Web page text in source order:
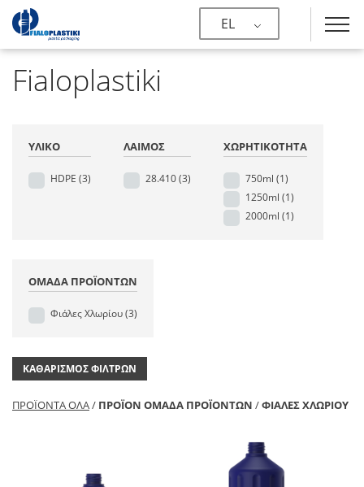
EL
Fialoplastiki
ΥΛΙΚΌ
HDPE (3)
ΛΑΙΜΌΣ
28.410(3)
ΧΩΡΗΤΙΚΌΤΗΤΑ
750ml (1)
1250ml (1)
2000ml (1)
ΟΜΆΔΑ ΠΡΟΪΌΝΤΩΝ
Φιάλες Χλωρίου(3)
ΚΑΘΑΡΙΣΜΌΣ ΦΊΛΤΡΩΝ
ΠΡΟΪΌΝΤΑ ΌΛΑ/ ΠΡΟΪΌΝ ΟΜΑΔΑ ΠΡΟΪΟΝΤΩΝ /ΦΙΆΛΕΣ ΧΛΩΡΊΟΥ